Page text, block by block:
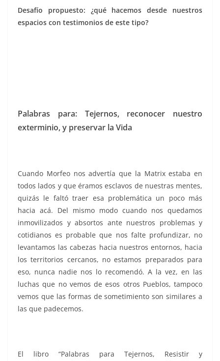
Desafío propuesto: ¿qué hacemos desde nuestros
espacios con testimonios de este tipo?
Palabras para: Tejernos, reconocer nuestro
exterminio, y preservar la Vida
Cuando Morfeo nos advertía que la Matrix estaba en
todos lados y que éramos esclavos de nuestras mentes,
quizás le faltó traer esa problemática un poco más
hacia acá. Del mismo modo cuando nos quedamos
inmovilizados y absortos ante nuestros problemas y
cotidianos es probable que nos falte profundizar, no
levantamos las cabezas hacia nuestros entornos, hacia
los territorios cercanos, no estamos preparados para
eso, nunca nadie nos lo recomendó. A la vez, en las
luchas que no vemos de esos otros Pueblos, tampoco
vemos que las formas de sometimiento son similares a
las que padecemos.
El libro “Palabras para Tejernos, Resistir y